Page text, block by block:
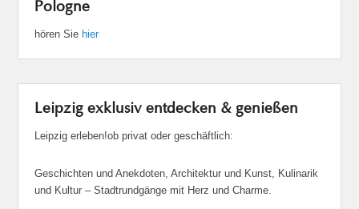
Pologne
hören Sie hier
Leipzig exklusiv entdecken & genießen
Leipzig erleben!ob privat oder geschäftlich:
Geschichten und Anekdoten, Architektur und Kunst, Kulinarik
und Kultur – Stadtrundgänge mit Herz und Charme.